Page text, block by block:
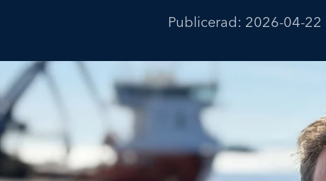
Publicerad: 2026-04-22